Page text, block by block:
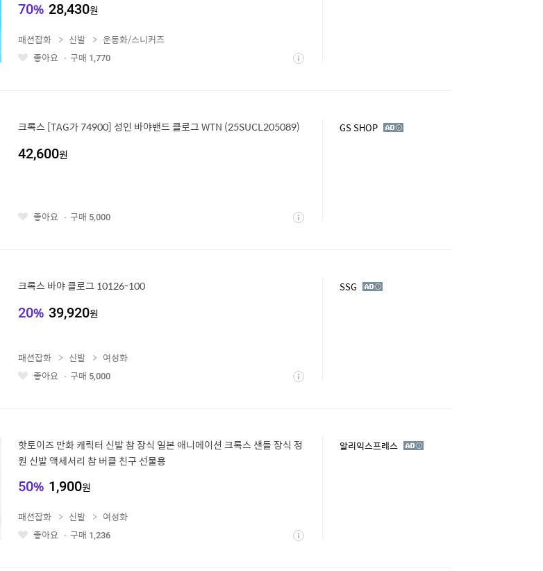
70% 28,430원
좋 상
패션잡화 신발
운동화/스니커즈
좋아요
구매 1,770
크록스 [TAG가 74900] 성인 바야밴드 클로그 WTN (25SUCL205089)
42,600원
GS SHOP 광
좋 상
좋아요 구매 5,000
크록스 바야 클로그 10126-100
20% 39,920원
SSG 광
좋 상
패션잡화 신발
여성화
좋아요
구매 5,000
핫토이즈 만화 캐릭터 신발 참 장식 일본 애니메이션 크록스 샌들 장식 정
원 신발 액세서리 참 버클 친구 선물용
50% 1,900원
알리익스프레스 광
좋 상
패션잡화 신발
여성화
좋아요
구매 1,236